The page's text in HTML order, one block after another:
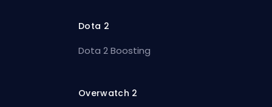
Dota 2
Dota 2 Boosting
Overwatch 2